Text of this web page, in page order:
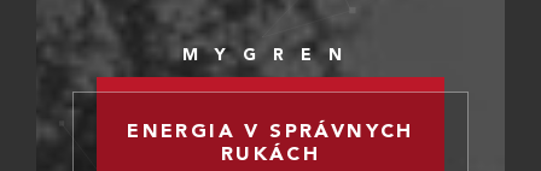
MYGREN
ENERGIA V SPRÁVNYCH
RUKÁCH